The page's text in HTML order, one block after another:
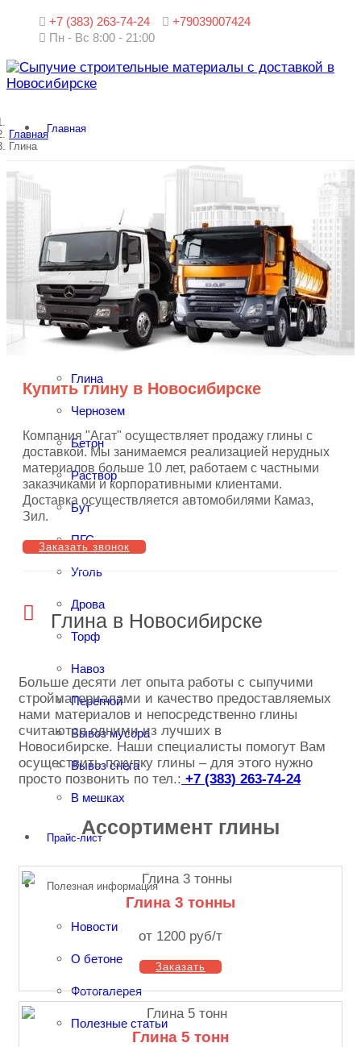
+7 (383) 263-74-24
+79039007424
Пн - Вс 8:00 - 21:00
Главная
Песок
Отсев
Грунт
Супесь
Глина
Чернозем
Бетон
Раствор
Бут
ПГС
Уголь
Дрова
Торф
Навоз
Перегной
Вывоз мусора
Вывоз снега
В мешках
Прайс-лист
Полезная информация
Новости
О бетоне
Фотогалерея
Полезные статьи
Главная
Глина
Купить глину в Новосибирске
Компания "Агат" осуществляет продажу глины с
доставкой. Мы занимаемся реализацией нерудных
материалов больше 10 лет, работаем с частными
заказчиками и корпоративными клиентами.
Доставка осуществляется автомобилями Камаз,
Зил.
Заказать звонок
Глина в Новосибирске
Больше десяти лет опыта работы с сыпучими
стройматериалами и качество предоставляемых
нами материалов и непосредственно глины
считаются одними из лучших в
Новосибирске. Наши специалисты помогут Вам
осуществить покупку глины – для этого нужно
просто позвонить по тел.: +7 (383) 263-74-24
Ассортимент глины
Глина 3 тонны
от 1200 руб/т
Заказать
Глина 5 тонн